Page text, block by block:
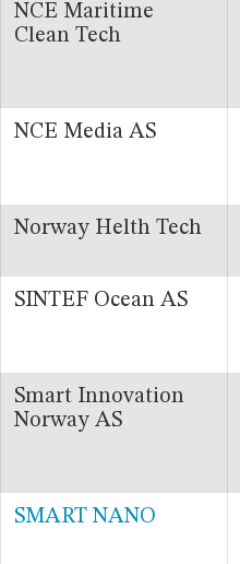
NCE Maritime
Clean Tech
NCE Media AS
Norway Helth Tech
SINTEF Ocean AS
Smart Innovation
Norway AS
SMART NANO